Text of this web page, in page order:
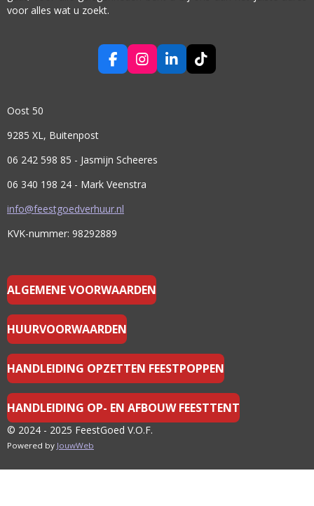
voor alles wat u zoekt.
F
A
K
I
N
A
L
I
T
I
Oost 50
9285 XL, Buitenpost
06 242 598 85 - Jasmijn Scheeres
06 340 198 24 - Mark Veenstra
info@feestgoedverhuur.nl
KVK-nummer: 98292889
ALGEMENE VOORWAARDEN
HUURVOORWAARDEN
HANDLEIDING OPZETTEN FEESTPOPPEN
HANDLEIDING OP- EN AFBOUW FEESTTENT
© 2024 - 2025 FeestGoed V.O.F.
Powered by JouwWeb